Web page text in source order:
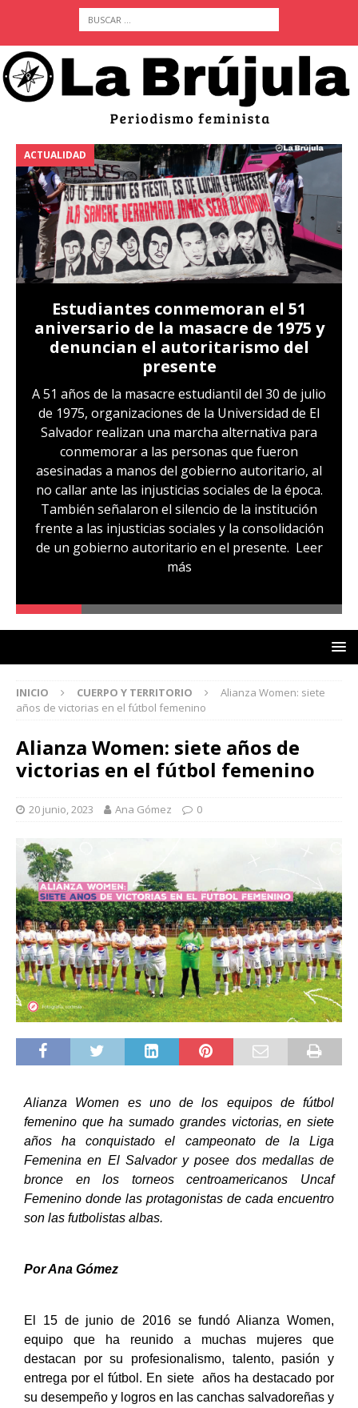
ACTUALIDAD
Estudiantes conmemoran el 51
aniversario de la masacre de 1975 y
denuncian el autoritarismo del
presente
A 51 años de la masacre estudiantil del 30 de julio
de 1975, organizaciones de la Universidad de El
Salvador realizan una marcha alternativa para
conmemorar a las personas que fueron
asesinadas a manos del gobierno autoritario, al
no callar ante las injusticias sociales de la época.
También señalaron el silencio de la institución
frente a las injusticias sociales y la consolidación
de un gobierno autoritario en el presente. Leer
más
INICIO CUERPO Y TERRITORIO
Alianza Women: siete
años de victorias en el fútbol femenino
Alianza Women: siete años de
victorias en el fútbol femenino
20 junio, 2023 Ana Gómez 0
Alianza Women es uno de los equipos de fútbol
femenino que ha sumado grandes victorias, en siete
años ha conquistado el campeonato de la Liga
Femenina en El Salvador y posee dos medallas de
bronce en los torneos centroamericanos Uncaf
Femenino donde las protagonistas de cada encuentro
son las futbolistas albas.
Por Ana Gómez
El 15 de junio de 2016 se fundó Alianza Women,
equipo que ha reunido a muchas mujeres que
destacan por su profesionalismo, talento, pasión y
entrega por el fútbol. En siete años ha destacado por
su desempeño y logros en las canchas salvadoreñas y